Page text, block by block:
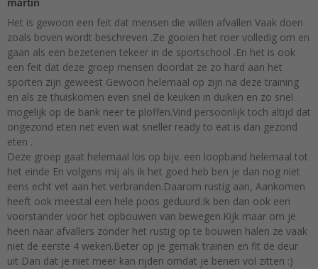
Het is gewoon een feit dat mensen die willen afvallen Vaak doen
zoals boven wordt beschreven .Ze gooien het roer volledig om en
gaan als een bezetenen tekeer in de sportschool .En het is ook
een feit dat deze groep mensen doordat ze zo hard aan het
sporten zijn geweest Gewoon helemaal op zijn na deze training
en als ze thuiskomen even snel de keuken in duiken en zo snel
mogelijk op de bank neer te ploffen.Vind persoonlijk toch altijd dat
ongezond eten net even wat sneller ready to eat is dan gezond
eten .
Deze groep gaat helemaal los op bijv. een loopband helemaal tot
het einde En volgens mij als ik het goed heb ben je dan nog niet
eens echt vet aan het verbranden.Daarom rustig aan, Aankomen
heeft ook meestal een hele poos geduurd.Ik ben dan ook een
voorstander voor het opbouwen van bewegen.Kijk maar om je
heen naar afvallers zonder het rustig op te bouwen halen ze vaak
niet de eerste 4 weken.Beter op je gemak trainen en fit de deur
uit Dan dat je niet meer kan rijden omdat je benen vol zitten :)